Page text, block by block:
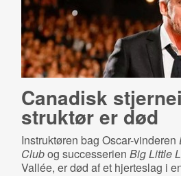
Canadisk
struk­tør er død
Instruktøren bag Oscar-vinderen
Clubog successerien Big Little
Vallée, er død af et hjerteslag i